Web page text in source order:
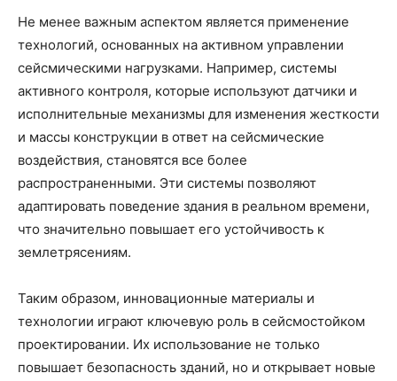
Не менее важным аспектом является применение
технологий, основанных на активном управлении
сейсмическими нагрузками. Например, системы
активного контроля, которые используют датчики и
исполнительные механизмы для изменения жесткости
и массы конструкции в ответ на сейсмические
воздействия, становятся все более
распространенными. Эти системы позволяют
адаптировать поведение здания в реальном времени,
что значительно повышает его устойчивость к
землетрясениям.
Таким образом, инновационные материалы и
технологии играют ключевую роль в сейсмостойком
проектировании. Их использование не только
повышает безопасность зданий, но и открывает новые